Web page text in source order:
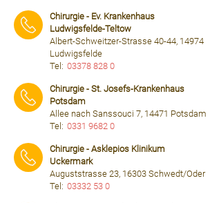
Chirurgie - Ev. Krankenhaus
Ludwigsfelde-Teltow
Albert-Schweitzer-Strasse 40-44, 14974
Ludwigsfelde
Tel: 03378 828 0
Chirurgie - St. Josefs-Krankenhaus
Potsdam
Allee nach Sanssouci 7, 14471 Potsdam
Tel: 0331 9682 0
Chirurgie - Asklepios Klinikum
Uckermark
Auguststrasse 23, 16303 Schwedt/Oder
Tel: 03332 53 0